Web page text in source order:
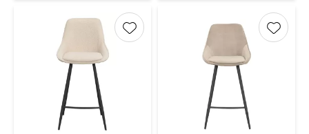
Lägg till i favoriter Lägg